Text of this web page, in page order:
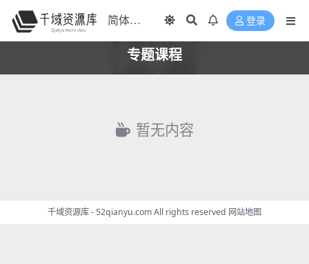
登录
专题课程
暂无内容
千域资源库 - 52qianyu.com All rights reserved 网站地图